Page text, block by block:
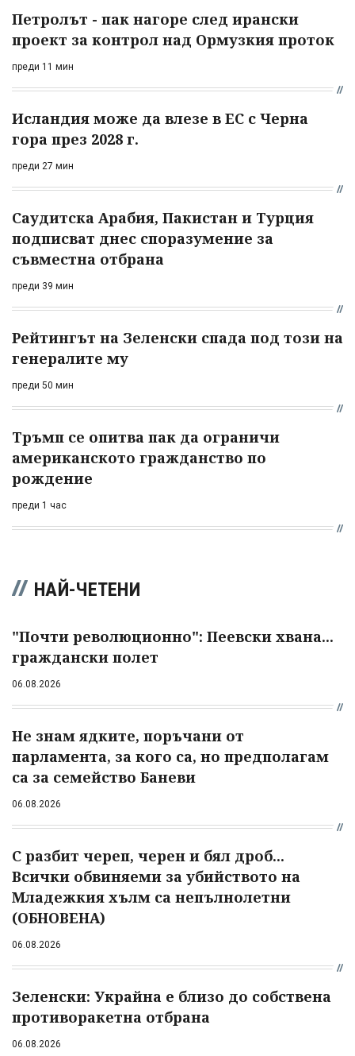
Петролът - пак нагоре след ирански
проект за контрол над Ормузкия проток
преди 11 мин
Исландия може да влезе в ЕС с Черна
гора през 2028 г.
преди 27 мин
Саудитска Арабия, Пакистан и Турция
подписват днес споразумение за
съвместна отбрана
преди 39 мин
Рейтингът на Зеленски спада под този на
генералите му
преди 50 мин
Тръмп се опитва пак да ограничи
американското гражданство по
рождение
преди 1 час
НАЙ-ЧЕТЕНИ
"Почти революционно": Пеевски хвана...
граждански полет
06.08.2026
Не знам ядките, поръчани от
парламента, за кого са, но предполагам
са за семейство Баневи
06.08.2026
С разбит череп, черен и бял дроб...
Всички обвиняеми за убийството на
Младежкия хълм са непълнолетни
(ОБНОВЕНА)
06.08.2026
Зеленски: Украйна е близо до собствена
противоракетна отбрана
06.08.2026